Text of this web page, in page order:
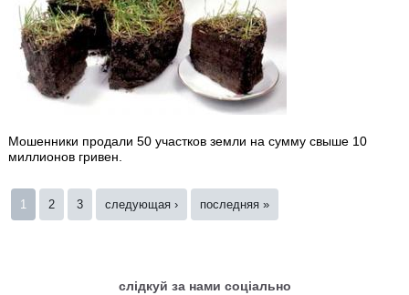
Мошенники продали 50 участков земли на сумму свыше 10
миллионов гривен.
Страницы
1 2 3 следующая › последняя »
слідкуй за нами соціально